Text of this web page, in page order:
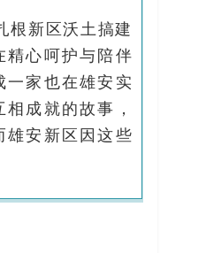
根新区沃土搞建
精心呵护与陪伴
一家也在雄安实
成就的故事，
雄安新区因这些